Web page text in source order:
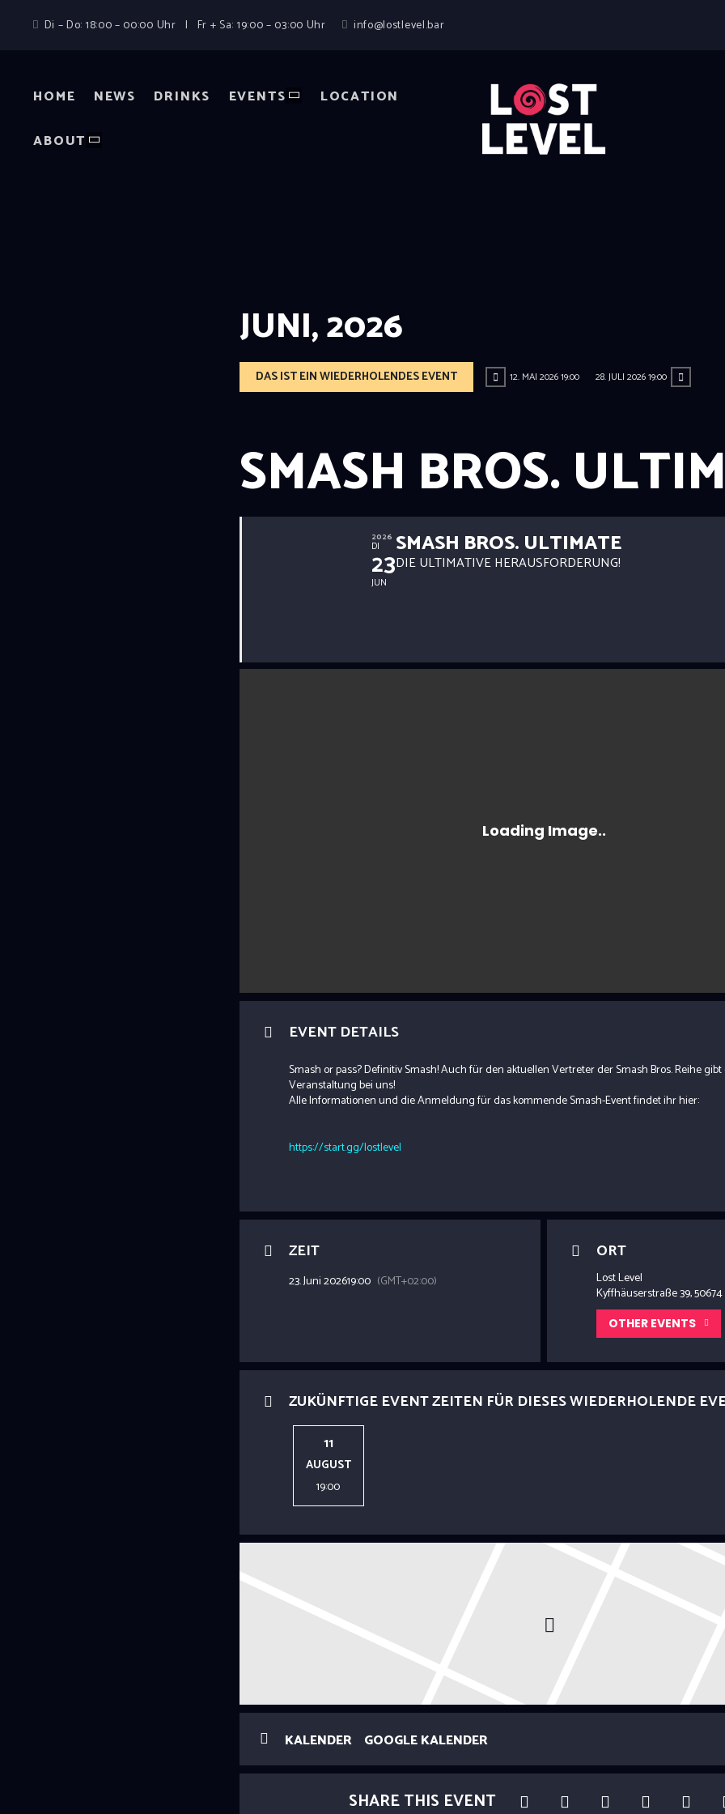
Di – Do: 18:00 – 00:00 Uhr | Fr + Sa: 19:00 – 03:00 Uhr info@lostlevel.bar
HOME NEWS DRINKS EVENTS LOCATION
ABOUT
NEWS
LOCATION
JUNI, 2026
DAS IST EIN WIEDERHOLENDES EVENT 12. MAI 2026 19:00 28. JULI 2026 19:00
SMASH BROS.
2026
DI
23
JUN
SMASH BROS. ULTIMATE
DIE ULTIMATIVE HERAUSFORDERUNG!
EVENT DETAILS
Smash or pass? Definitiv Smash! Auch für den aktuellen Vertreter der Smash Bros. Reihe gibt
Veranstaltung bei uns!
Alle Informationen und die Anmeldung für das kommende Smash-Event findet ihr hier:
https://start.gg/lostlevel
ZEIT
23. Juni 202619:00 (GMT+02:00)
ORT
Lost Level
Kyffhäuserstraße 39,
OTHER EVENTS
ZUKÜNFTIGE EVENT ZEITEN FÜR DIESES WIEDERHOLENDE
11
AUGUST
19:00
KALENDER GOOGLE KALENDER
SHARE THIS EVENT